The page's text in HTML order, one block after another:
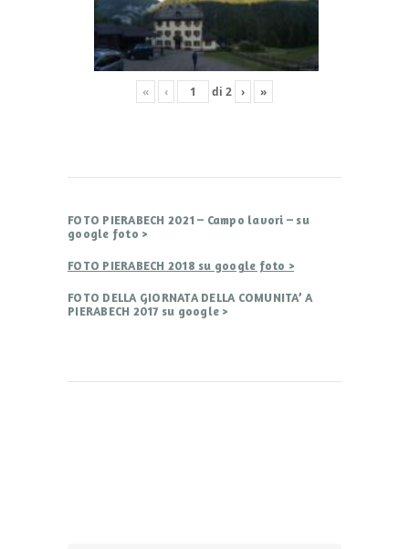
« ‹ di 2 › »
FOTO PIERABECH 2021 – Campo lavori – su
google foto >
FOTO PIERABECH 2018 su google foto >
FOTO DELLA GIORNATA DELLA COMUNITA’ A
PIERABECH 2017 su google >